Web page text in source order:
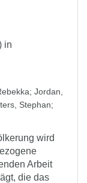
in
; Jordan,
Stephan;
wird
Arbeit
die das